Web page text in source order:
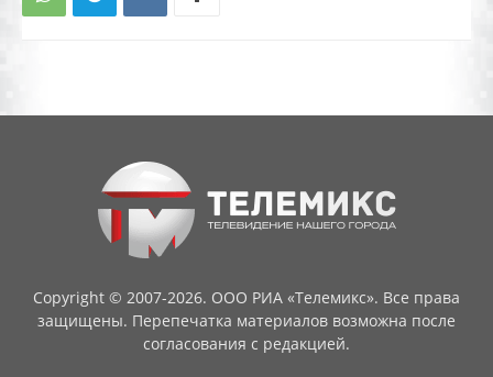
Copyright © 2007-2026. ООО РИА «Телемикс». Все права
защищены. Перепечатка материалов возможна после
согласования с редакцией.